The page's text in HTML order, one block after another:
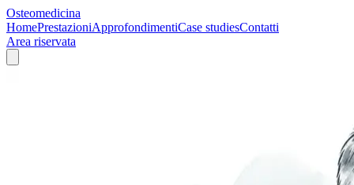
Osteomedicina
HomePrestazioniApprofondimentiCase studiesContatti
Area riservata